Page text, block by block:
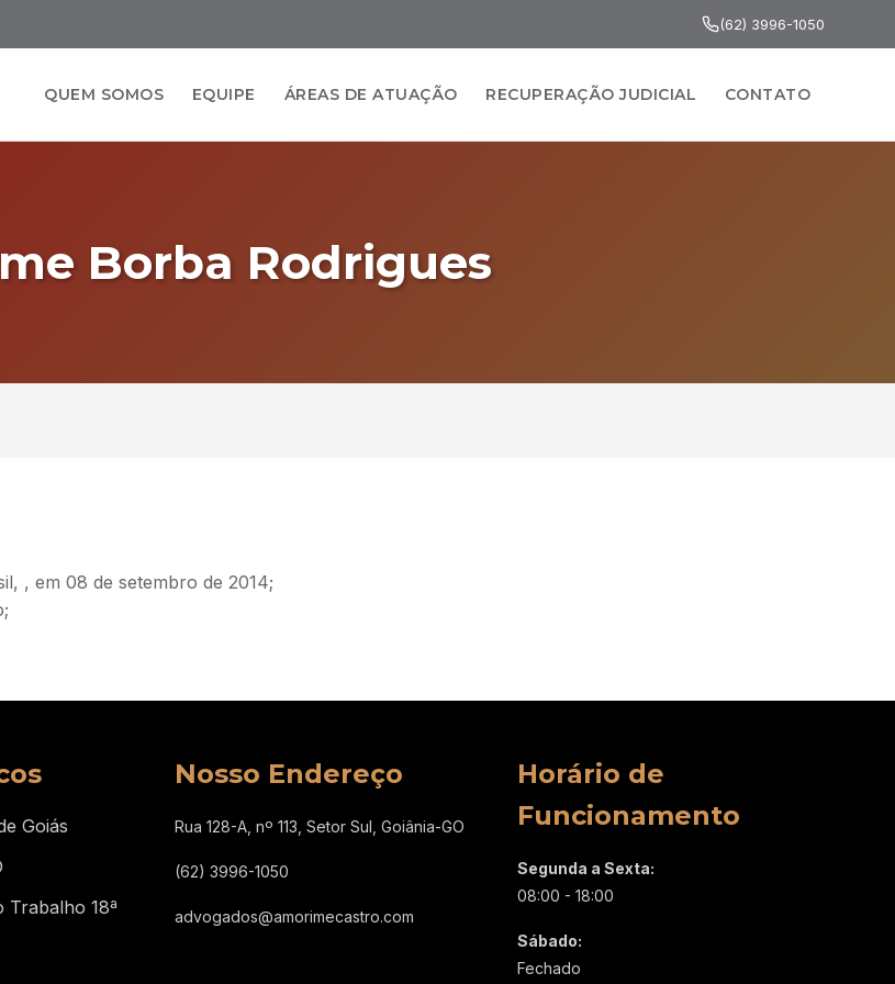
(62) 3996-1050
QUEM SOMOS EQUIPE ÁREAS DE ATUAÇÃO RECUPERAÇÃO JUDICIAL CONTATO
Borba Rodrigues
, em 08 de setembro de 2014;
Goiás
Trabalho 18ª
Nosso Endereço
Rua 128-A, nº 113, Setor Sul, Goiânia-GO
(62) 3996-1050
advogados@amorimecastro.com
Horário de
Funcionamento
Segunda a Sexta:
08:00 - 18:00
Sábado:
Fechado